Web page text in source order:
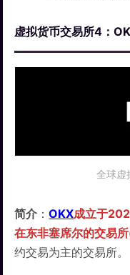
虚拟货币交易所4：
全球虚
简介 ：OKX成立于
在东非塞席尔的交易
约交易为主的交易所。